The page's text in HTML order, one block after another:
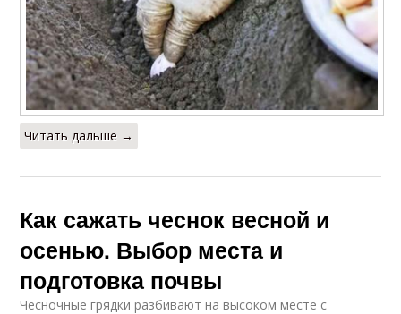
Читать дальше →
Как сажать чеснок весной и
осенью. Выбор места и
подготовка почвы
Чесночные грядки разбивают на высоком месте с